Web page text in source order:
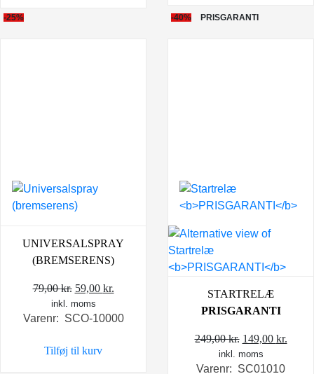
-25%
UNIVERSALSPRAY
(BREMSERENS)
79,00kr. Den
oprindelige
pris
79,00 kr..
59,00 kr.
pris
inkl. moms
Varenr: SCO-10000
Tilføj til kurv
-40% PRISGARANTI
STARTRELÆ
PRISGARANTI
249,00kr. Den
oprindelige
pris
149,00 kr.
inkl. moms
Varenr: SC01010